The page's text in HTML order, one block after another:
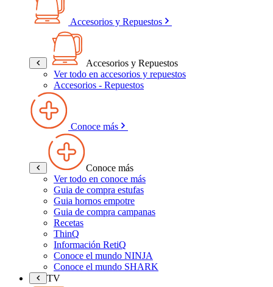
Accesorios y Repuestos
Accesorios y Repuestos
Ver todo en accesorios y repuestos
Accesorios - Repuestos
Conoce más
Conoce más
Ver todo en conoce más
Guia de compra estufas
Guia hornos empotre
Guia de compra campanas
Recetas
ThinQ
Información RetiQ
Conoce el mundo NINJA
Conoce el mundo SHARK
TV